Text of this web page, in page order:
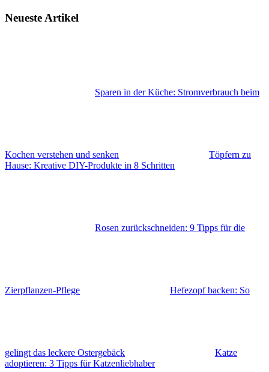
Neueste Artikel
Sparen in der Küche: Stromverbrauch beim
Kochen verstehen und senken
Töpfern zu
Hause: Kreative DIY-Produkte in 8 Schritten
Rosen zurückschneiden: 9 Tipps für die
Zierpflanzen-Pflege Hefezopf backen: So
gelingt das leckere Ostergebäck
Katze
adoptieren: 3 Tipps für Katzenliebhaber